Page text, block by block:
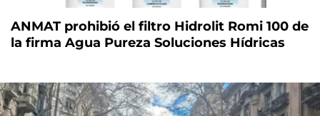
ANMAT prohibió el filtro Hidrolit Romi 100 de
la firma Agua Pureza Soluciones Hídricas